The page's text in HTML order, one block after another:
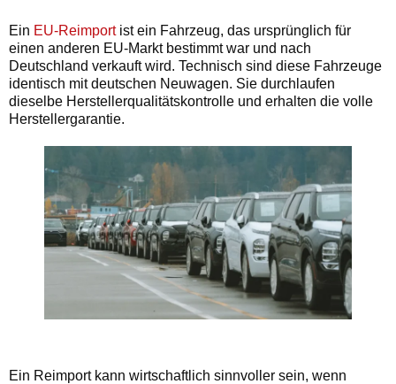
Ein EU-Reimportist ein Fahrzeug, das ursprünglich für
einen anderen EU-Markt bestimmt war und nach
Deutschland verkauft wird. Technisch sind diese Fahrzeuge
identisch mit deutschen Neuwagen. Sie durchlaufen
dieselbe Herstellerqualitätskontrolle und erhalten die volle
Herstellergarantie.
Ein Reimport kann wirtschaftlich sinnvoller sein, wenn